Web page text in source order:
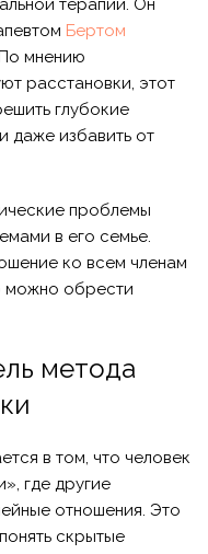
Бертом
мнению
расстановки, этот
глубокие
даже избавить от
проблемы
в его семье.
ко всем членам
можно обрести
метода
в том, что человек
где другие
отношения. Это
скрытые